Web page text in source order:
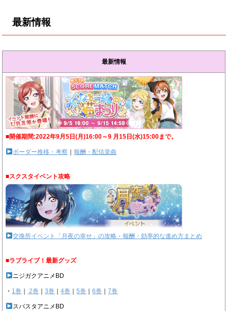
最新情報
最新情報
■開催期間:2022年9月5日(月)16:00～9 月15日(水)15:00まで。
ボーダー推移・考察 ｜報酬・配信楽曲
■スクスタイベント攻略
交換所イベント「月夜の幸せ」の攻略・報酬・効率的な進め方まとめ
■ラブライブ！最新グッズ
ニジガクアニメBD
・ 1巻 2巻 ｜3巻 ｜4巻 ｜5巻 ｜6巻 ｜7巻
スパスタアニメBD